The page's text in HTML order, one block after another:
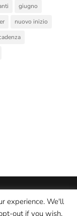
giugno
nuovo inizio
- CF/PI:
experience. We'll
out if you wish.